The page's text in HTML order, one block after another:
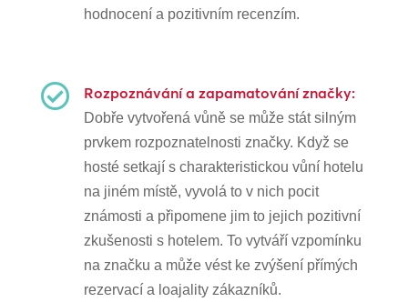
hodnocení a pozitivním recenzím.
 Rozpoznávání a zapamatování značky:
Dobře vytvořená vůně se může stát silným
prvkem rozpoznatelnosti značky. Když se
hosté setkají s charakteristickou vůní hotelu
na jiném místě, vyvolá to v nich pocit
známosti a připomene jim to jejich pozitivní
zkušenosti s hotelem. To vytváří vzpomínku
na značku a může vést ke zvýšení přímých
rezervací a loajality zákazníků.